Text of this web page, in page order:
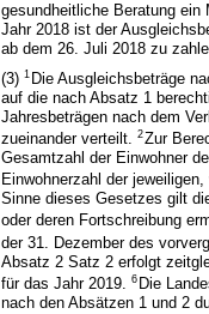
gesundheitliche Beratung
Jahr 2018 ist der
ab dem 26. Juli 2018 zu
(3)1 Die Ausgleichsbeträge
auf die nach Absatz 1
Jahresbeträgen nach dem
zueinander verteilt.2Zur
Gesamtzahl der Einwohner
Einwohnerzahl der
Sinne dieses Gesetzes gilt
oder deren Fortschreibung
der 31. Dezember des
Absatz 2 Satz 2 erfolgt
für das Jahr 2019.6 Die
nach den Absätzen 1 und 2